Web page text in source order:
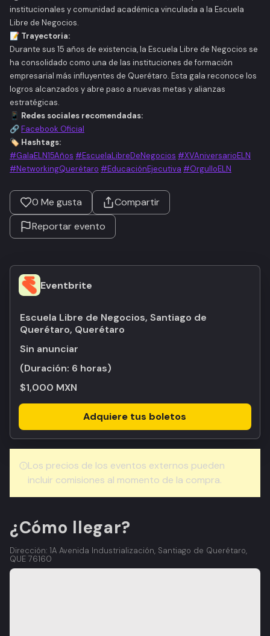
institucionales y comunidad académica vinculada a la Escuela
Libre de Negocios.
📝 Trayectoria:
Durante sus 15 años de existencia, la Escuela Libre de Negocios se
ha consolidado como una de las instituciones de formación
empresarial más influyentes de Querétaro. Esta gala reconoce los
logros alcanzados y abre paso a nuevas metas y alianzas
estratégicas.
📱 Redes sociales recomendadas:
🔗Facebook Oficial
🏷️ Hashtags:
#GalaELN15Años #EscuelaLibreDeNegocios #XVAniversarioELN
#NetworkingQuerétaro #EducaciónEjecutiva #OrgulloELN
0 Me gusta
Compartir
Reportar evento
Eventbrite
Escuela Libre de Negocios, Santiago de
Querétaro, Querétaro
Sin anunciar
(Duración: 6 horas)
$1,000 MXN
Adquiere tus boletos
Los precios de los eventos externos pueden
incluir comisiones al momento de la compra.
¿Cómo llegar?
Dirección: 1A Avenida Industrialización, Santiago de Querétaro,
QUE 76160